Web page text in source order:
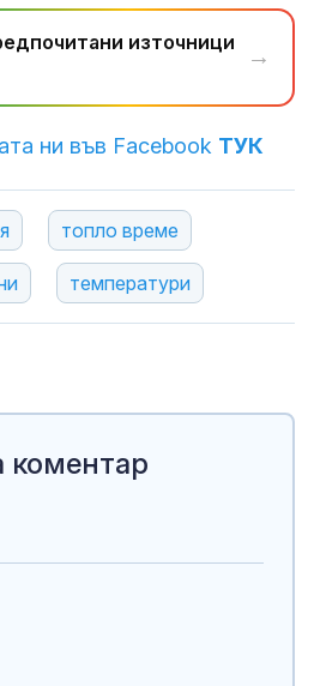
източници
→
ни във Facebook ТУК
топло време
температури
коментар